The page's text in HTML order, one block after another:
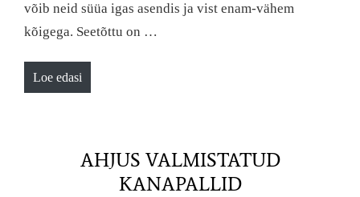
võib neid süüa igas asendis ja vist enam-vähem
kõigega. Seetõttu on …
Loe edasi
AHJUS VALMISTATUD
KANAPALLID